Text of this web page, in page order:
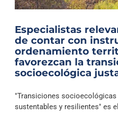
Música
Archivo
Especialistas
de contar con
ordenamiento
favorezcan la
socioecológica
"Transiciones socioecológicas
sustentables y resilientes" es